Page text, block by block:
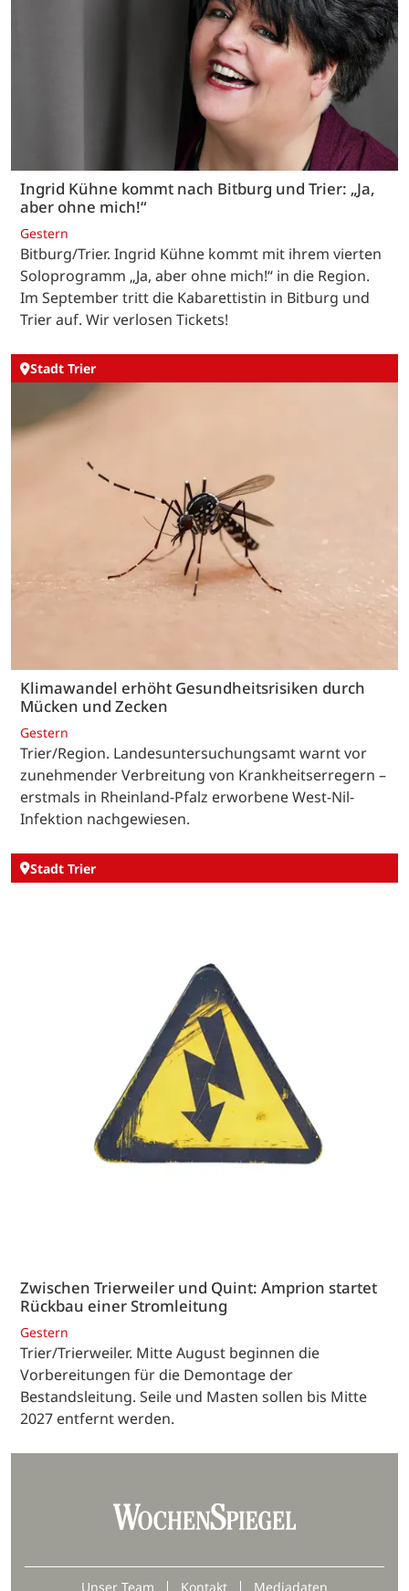
Ingrid Kühne kommt nach Bitburg und Trier: „Ja,
aber ohne mich!“
Gestern
Bitburg/Trier. Ingrid Kühne kommt mit ihrem vierten
Soloprogramm „Ja, aber ohne mich!“ in die Region.
Im September tritt die Kabarettistin in Bitburg und
Trier auf. Wir verlosen Tickets!
Stadt Trier
Klimawandel erhöht Gesundheitsrisiken durch
Mücken und Zecken
Gestern
Trier/Region. Landesuntersuchungsamt warnt vor
zunehmender Verbreitung von Krankheitserregern –
erstmals in Rheinland-Pfalz erworbene West-Nil-
Infektion nachgewiesen.
Stadt Trier
Zwischen Trierweiler und Quint: Amprion startet
Rückbau einer Stromleitung
Gestern
Trier/Trierweiler. Mitte August beginnen die
Vorbereitungen für die Demontage der
Bestandsleitung. Seile und Masten sollen bis Mitte
2027 entfernt werden.
Unser Team Kontakt Mediadaten